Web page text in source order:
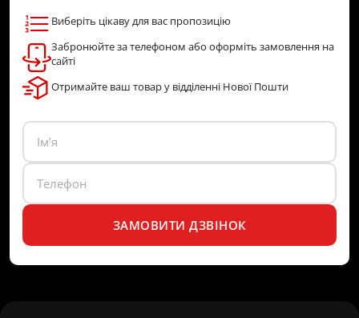
Виберіть цікаву для вас пропозицію
Забронюйте за телефоном або оформіть замовлення на
сайті
Отримайте ваш товар у відділенні Нової Пошти
ЗАМОВИТИ ДЗВІНОК